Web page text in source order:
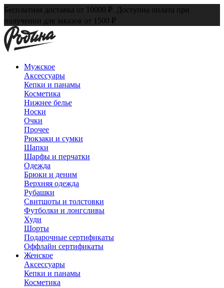
Бесплатная доставка от 10000 ₽. Доступна оплата при
получении для заказов от 1500 ₽
Мужское
Аксессуары
Кепки и панамы
Косметика
Нижнее белье
Носки
Очки
Прочее
Рюкзаки и сумки
Шапки
Шарфы и перчатки
Одежда
Брюки и деним
Верхняя одежда
Рубашки
Свитшоты и толстовки
Футболки и лонгсливы
Худи
Шорты
Подарочные сертификаты
Оффлайн сертификаты
Женское
Аксессуары
Кепки и панамы
Косметика